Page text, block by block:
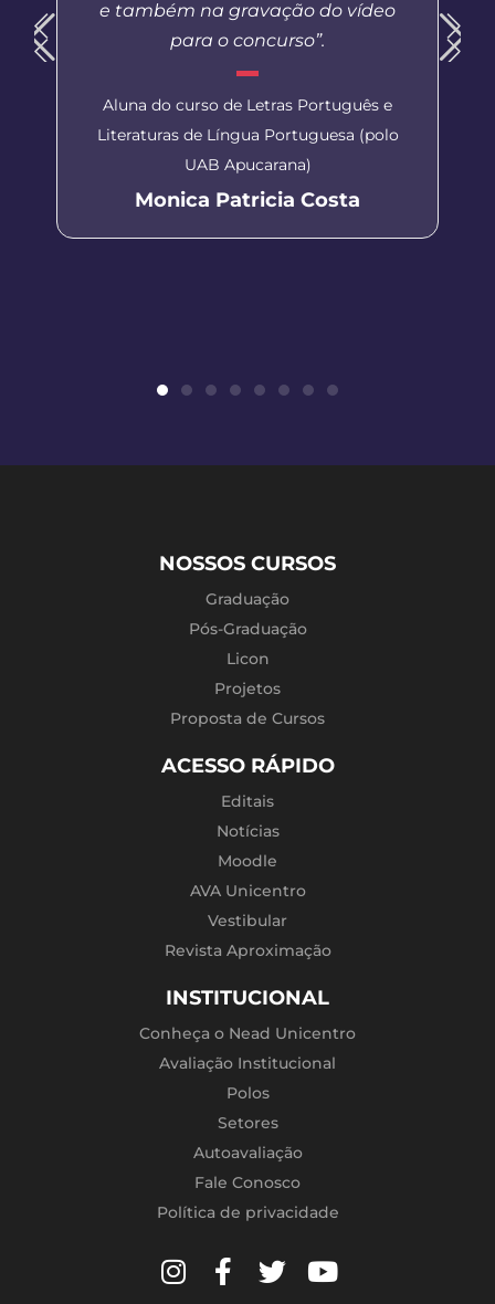
e também na gravação do vídeo
para o concurso”.
Aluna do curso de Letras Português e
Literaturas de Língua Portuguesa (polo
UAB Apucarana)
Monica Patricia Costa
NOSSOS CURSOS
Graduação
Pós-Graduação
Licon
Projetos
Proposta de Cursos
ACESSO RÁPIDO
Editais
Notícias
Moodle
AVA Unicentro
Vestibular
Revista Aproximação
INSTITUCIONAL
Conheça o Nead Unicentro
Avaliação Institucional
Polos
Setores
Autoavaliação
Fale Conosco
Política de privacidade